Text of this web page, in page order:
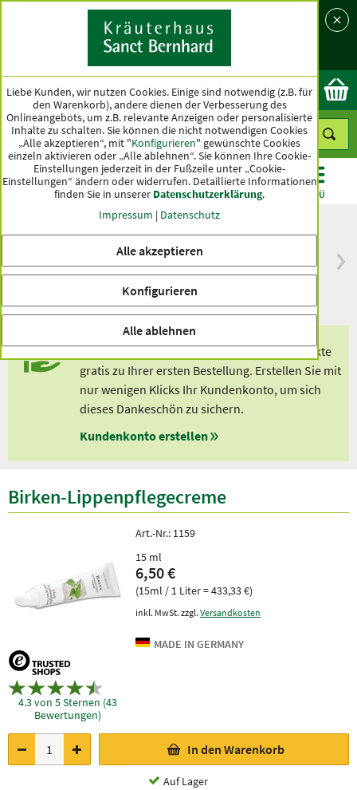
Land
Ok
KATEGORIEN ANGEBOTE TOPSELLER MENÜ
versandkostenfrei
innerhalb Deutschlands
Spitzenqualität seit
Erhalten Sie eines unserer exklusiven Produkte
gratis zu Ihrer ersten Bestellung. Erstellen Sie mit
nur wenigen Klicks Ihr Kundenkonto, um sich
dieses Dankeschön zu sichern.
Kundenkonto erstellen
Birken-Lippenpflegecreme
4.3 von 5 Sternen (43
Bewertungen)
Art.-Nr.: 1159
15 ml
6,50 €
(15ml / 1 Liter = 433,33 €)
inkl. MwSt. zzgl. Versandkosten
In den Warenkorb
Auf Lager
Liebe Kunden, wir nutzen Cookies. Einige sind notwendig (z.B. für
den Warenkorb), andere dienen der Verbesserung des
Onlineangebots, um z.B. relevante Anzeigen oder personalisierte
Inhalte zu schalten. Sie können die nicht notwendigen Cookies
„Alle akzeptieren“, mit "Konfigurieren" gewünschte Cookies
einzeln aktivieren oder „Alle ablehnen“. Sie können Ihre Cookie-
Einstellungen jederzeit in der Fußzeile unter „Cookie-
Einstellungen“ ändern oder widerrufen. Detaillierte Informationen
finden Sie in unserer Datenschutzerklärung.
Impressum | Datenschutz
Alle akzeptieren
Konfigurieren
Alle ablehnen